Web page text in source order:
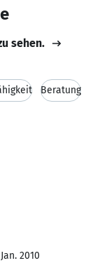
sehen.
Beratung
2010